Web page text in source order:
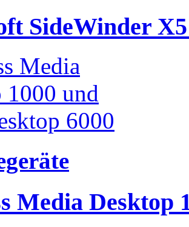
SideWinder
Media Desktop